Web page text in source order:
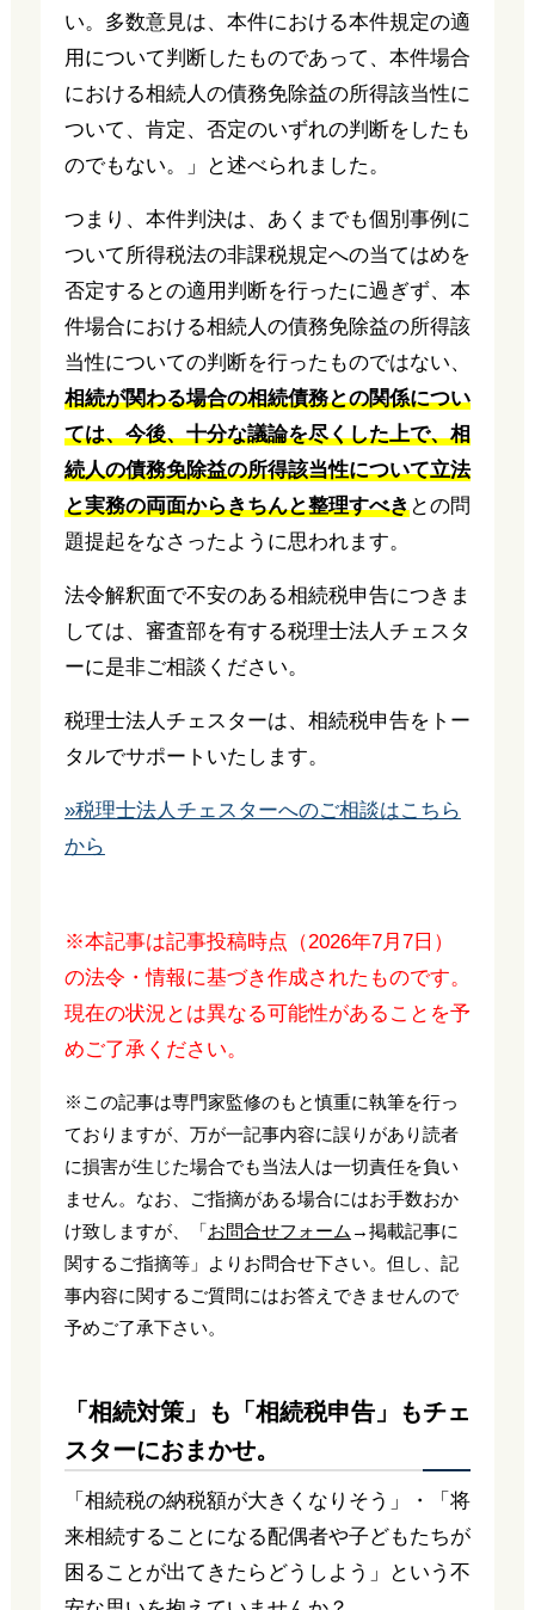
い。多数意見は、本件における本件規定の適
用について判断したものであって、本件場合
における相続人の債務免除益の所得該当性に
ついて、肯定、否定のいずれの判断をしたも
のでもない。」と述べられました。
つまり、本件判決は、あくまでも個別事例に
ついて所得税法の非課税規定への当てはめを
否定するとの適用判断を行ったに過ぎず、本
件場合における相続人の債務免除益の所得該
当性についての判断を行ったものではない、
相続が関わる場合の相続債務との関係につい
ては、今後、十分な議論を尽くした上で、相
続人の債務免除益の所得該当性について立法
と実務の両面からきちんと整理すべきとの問
題提起をなさったように思われます。
法令解釈面で不安のある相続税申告につきま
しては、審査部を有する税理士法人チェスタ
ーに是非ご相談ください。
税理士法人チェスターは、相続税申告をトー
タルでサポートいたします。
»税理士法人チェスターへのご相談はこちら
から
※本記事は記事投稿時点（2026年7月7日）
の法令・情報に基づき作成されたものです。
現在の状況とは異なる可能性があることを予
めご了承ください。
※この記事は専門家監修のもと慎重に執筆を行っ
ておりますが、万が一記事内容に誤りがあり読者
に損害が生じた場合でも当法人は一切責任を負い
ません。なお、ご指摘がある場合にはお手数おか
け致しますが、「お問合せフォーム →掲載記事に
関するご指摘等」よりお問合せ下さい。但し、記
事内容に関するご質問にはお答えできませんので
予めご了承下さい。
「相続対策」も「相続税申告」もチェ
スターにおまかせ。
「相続税の納税額が大きくなりそう」・「将
来相続することになる配偶者や子どもたちが
困ることが出てきたらどうしよう」という不